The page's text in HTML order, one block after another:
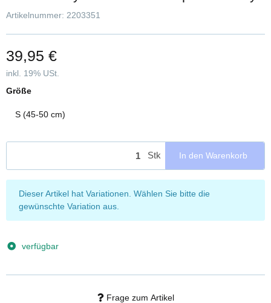
Artikelnummer: 2203351
39,95 €
inkl. 19% USt.
Größe
S (45-50 cm)
Stk In den Warenkorb
x
Dieser Artikel hat Variationen. Wählen Sie bitte die
gewünschte Variation aus.
verfügbar
Frage zum Artikel